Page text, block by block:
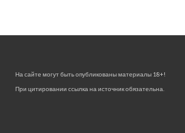
На сайте могут быть опубликованы материалы 18+!
При цитировании ссылка на источник обязательна.